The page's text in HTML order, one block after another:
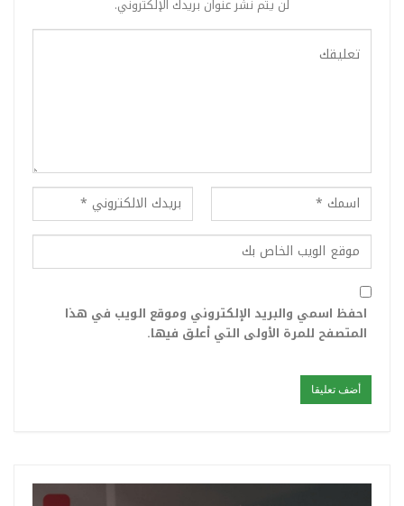
لن يتم نشر عنوان بريدك الإلكتروني.
احفظ اسمي والبريد الإلكتروني وموقع الويب في هذا
المتصفح للمرة الأولى التي أعلق فيها.